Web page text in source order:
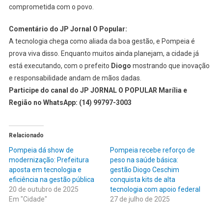
comprometida com o povo.
Comentário do JP Jornal O Popular:
A tecnologia chega como aliada da boa gestão, e Pompeia é
prova viva disso. Enquanto muitos ainda planejam, a cidade já
está executando, com o prefeito Diogo mostrando que inovação
e responsabilidade andam de mãos dadas.
Participe do canal do JP JORNAL O POPULAR Marília e
Região no WhatsApp: (14) 99797-3003
Relacionado
Pompeia dá show de
modernização: Prefeitura
aposta em tecnologia e
eficiência na gestão pública
20 de outubro de 2025
Em "Cidade"
Pompeia recebe reforço de
peso na saúde básica:
gestão Diogo Ceschim
conquista kits de alta
tecnologia com apoio federal
27 de julho de 2025